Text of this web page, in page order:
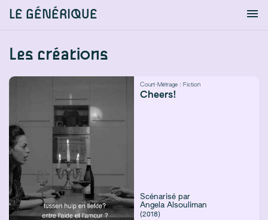
LE GÉNÉRIQUE
Les créations
Court-Métrage : Fiction
Cheers!
Scénarisé par
Angela Alsouliman
(2018)